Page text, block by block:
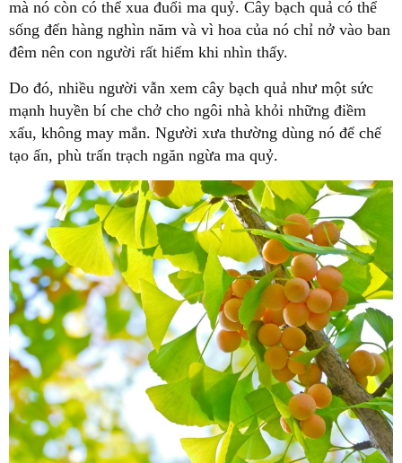
mà nó còn có thể xua đuổi ma quỷ. Cây bạch quả có thể
sống đến hàng nghìn năm và vì hoa của nó chỉ nở vào ban
đêm nên con người rất hiếm khi nhìn thấy.
Do đó, nhiều người vẫn xem cây bạch quả như một sức
mạnh huyền bí che chở cho ngôi nhà khỏi những điềm
xấu, không may mắn. Người xưa thường dùng nó để chế
tạo ấn, phù trấn trạch ngăn ngừa ma quỷ.